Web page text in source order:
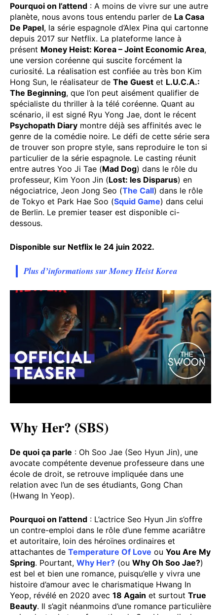
Pourquoi on l’attend : A moins de vivre sur une autre
planète, nous avons tous entendu parler de La Casa
De Papel, la série espagnole d’Alex Pina qui cartonne
depuis 2017 sur Netflix. La plateforme lance à
présent Money Heist: Korea – Joint Economic Area,
une version coréenne qui suscite forcément la
curiosité. La réalisation est confiée au très bon Kim
Hong Sun, le réalisateur de The Guest et L.U.C.A.:
The Beginning, que l’on peut aisément qualifier de
spécialiste du thriller à la télé coréenne. Quant au
scénario, il est signé Ryu Yong Jae, dont le récent
Psychopath Diary montre déjà ses affinités avec le
genre de la comédie noire. Le défi de cette série sera
de trouver son propre style, sans reproduire le ton si
particulier de la série espagnole. Le casting réunit
entre autres Yoo Ji Tae (Mad Dog) dans le rôle du
professeur, Kim Yoon Jin (Lost: les Disparus) en
négociatrice, Jeon Jong Seo (The Call) dans le rôle
de Tokyo et Park Hae Soo (Squid Game) dans celui
de Berlin. Le premier teaser est disponible ci-
dessous.
Disponible sur Netflix le 24 juin 2022.
Plus d’informations sur Money Heist Korea
Why Her? (SBS)
De quoi ça parle : Oh Soo Jae (Seo Hyun Jin), une
avocate compétente devenue professeure dans une
école de droit, se retrouve impliquée dans une
relation avec l’un de ses étudiants, Gong Chan
(Hwang In Yeop).
Pourquoi on l’attend : L’actrice Seo Hyun Jin s’offre
un contre-emploi dans le rôle d’une femme acariâtre
et autoritaire, loin des héroïnes ordinaires et
attachantes de Temperature Of Love ou You Are My
Spring. Pourtant, Why Her? (ou Why Oh Soo Jae?)
est bel et bien une romance, puisqu’elle y vivra une
histoire d’amour avec le charismatique Hwang In
Yeop, révélé en 2020 avec 18 Again et surtout True
Beauty. Il s’agit néanmoins d’une romance particulière